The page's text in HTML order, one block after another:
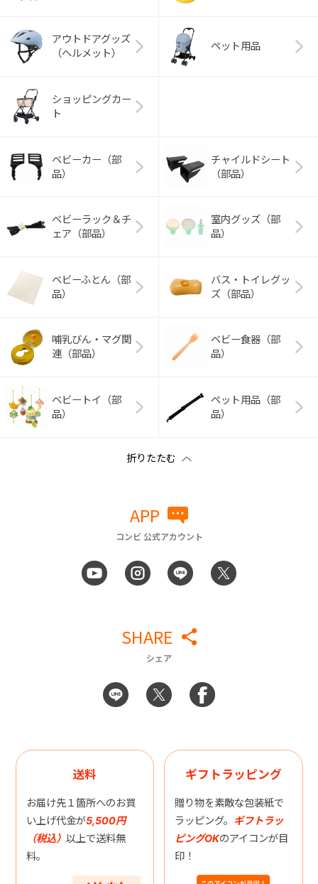
アウトドアグッズ
（ヘルメット）
ペット用品
ショッピングカー
ト
ベビーカー（部
品）
チャイルドシート
（部品）
ベビーラック＆チ
ェア（部品）
室内グッズ（部
品）
ベビーふとん（部
品）
バス・トイレグッ
ズ（部品）
哺乳びん・マグ関
連（部品）
ベビー食器（部
品）
ベビートイ（部
品）
ペット用品（部
品）
APP
コンビ 公式アカウント
SHARE
シェア
送料
お届け先１箇所へのお買
い上げ代金が5,500円
（税込） 以上で送料無
料。
ギフトラッピング
贈り物を素敵な包装紙で
ラッピング。 ギフトラッ
ピングOKのアイコンが目
印！